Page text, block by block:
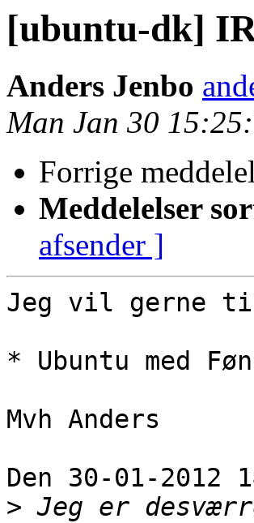
[ubuntu-dk]
Anders Jenbo
Man Jan 30
Forrige
Meddelelser
afsender ]
Jeg vil gerne
* Ubuntu med
Mvh Anders
Den 30-01-
> Jeg er